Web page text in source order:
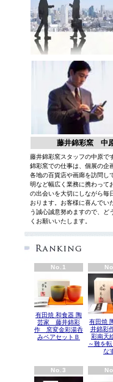
藤井錦彩窯 中
藤井錦彩窯スタッフの中原で
錦彩窯での仕事は、個展の企
各地の百貨店や画廊を訪問し
明など幅広く業務に携わって
の出会いを大切にしながら毎
おります。お客様に喜んでい
う誠心誠意努めますので、ど
くお願いいたします。
No.1
有田焼 和食器 陶
芸家 藤井錦彩
作 窯変金彩湯呑
みペアセットＢ
有田焼
井錦彩
彩南天
～難を
な
No.3